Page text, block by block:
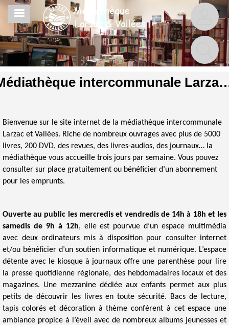
Aller
contenu
principal
MENU
Médiathèque
Bienvenue sur le site internet de la médiathèque intercommunale
Larzac et Vallées. Riche de nombreux ouvrages avec plus de 5000
livres, 200 DVD, des revues, des livres-audios, des journaux… la
médiathèque vous accueille trois jours par semaine. Vous pouvez
consulter sur place gratuitement ou bénéficier d’un abonnement
pour les emprunts.
Ouverte au public les mercredis et vendredis de 14h à 18h et les
samedis de 9h à 12h, elle est pourvue d’un espace multimédia
avec deux ordinateurs mis à disposition pour consulter internet
et/ou bénéficier d’un soutien informatique et numérique. L’espace
détente avec le kiosque à journaux offre une parenthèse pour lire
la presse quotidienne régionale, des hebdomadaires locaux et des
magazines. Une mezzanine dédiée aux enfants permet aux plus
petits de découvrir les livres en toute sécurité. Bacs de lecture,
tapis colorés et décoration à thème conférent à cet espace une
ambiance propice à l’éveil avec de nombreux albums jeunesses et